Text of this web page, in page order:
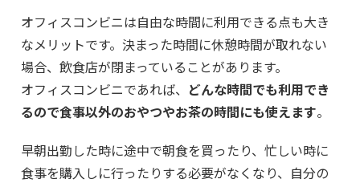
オフィスコンビニは自由な時間に利用できる点も大き
なメリットです。決まった時間に休憩時間が取れない
場合、飲食店が閉まっていることがあります。
オフィスコンビニであれば、 どんな時間でも利用でき
るので食事以外のおやつやお茶の時間にも使えます。
早朝出勤した時に途中で朝食を買ったり、忙しい時に
食事を購入しに行ったりする必要がなくなり、自分の